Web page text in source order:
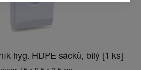
hyg. HDPE sáčků, bílý [1 ks]